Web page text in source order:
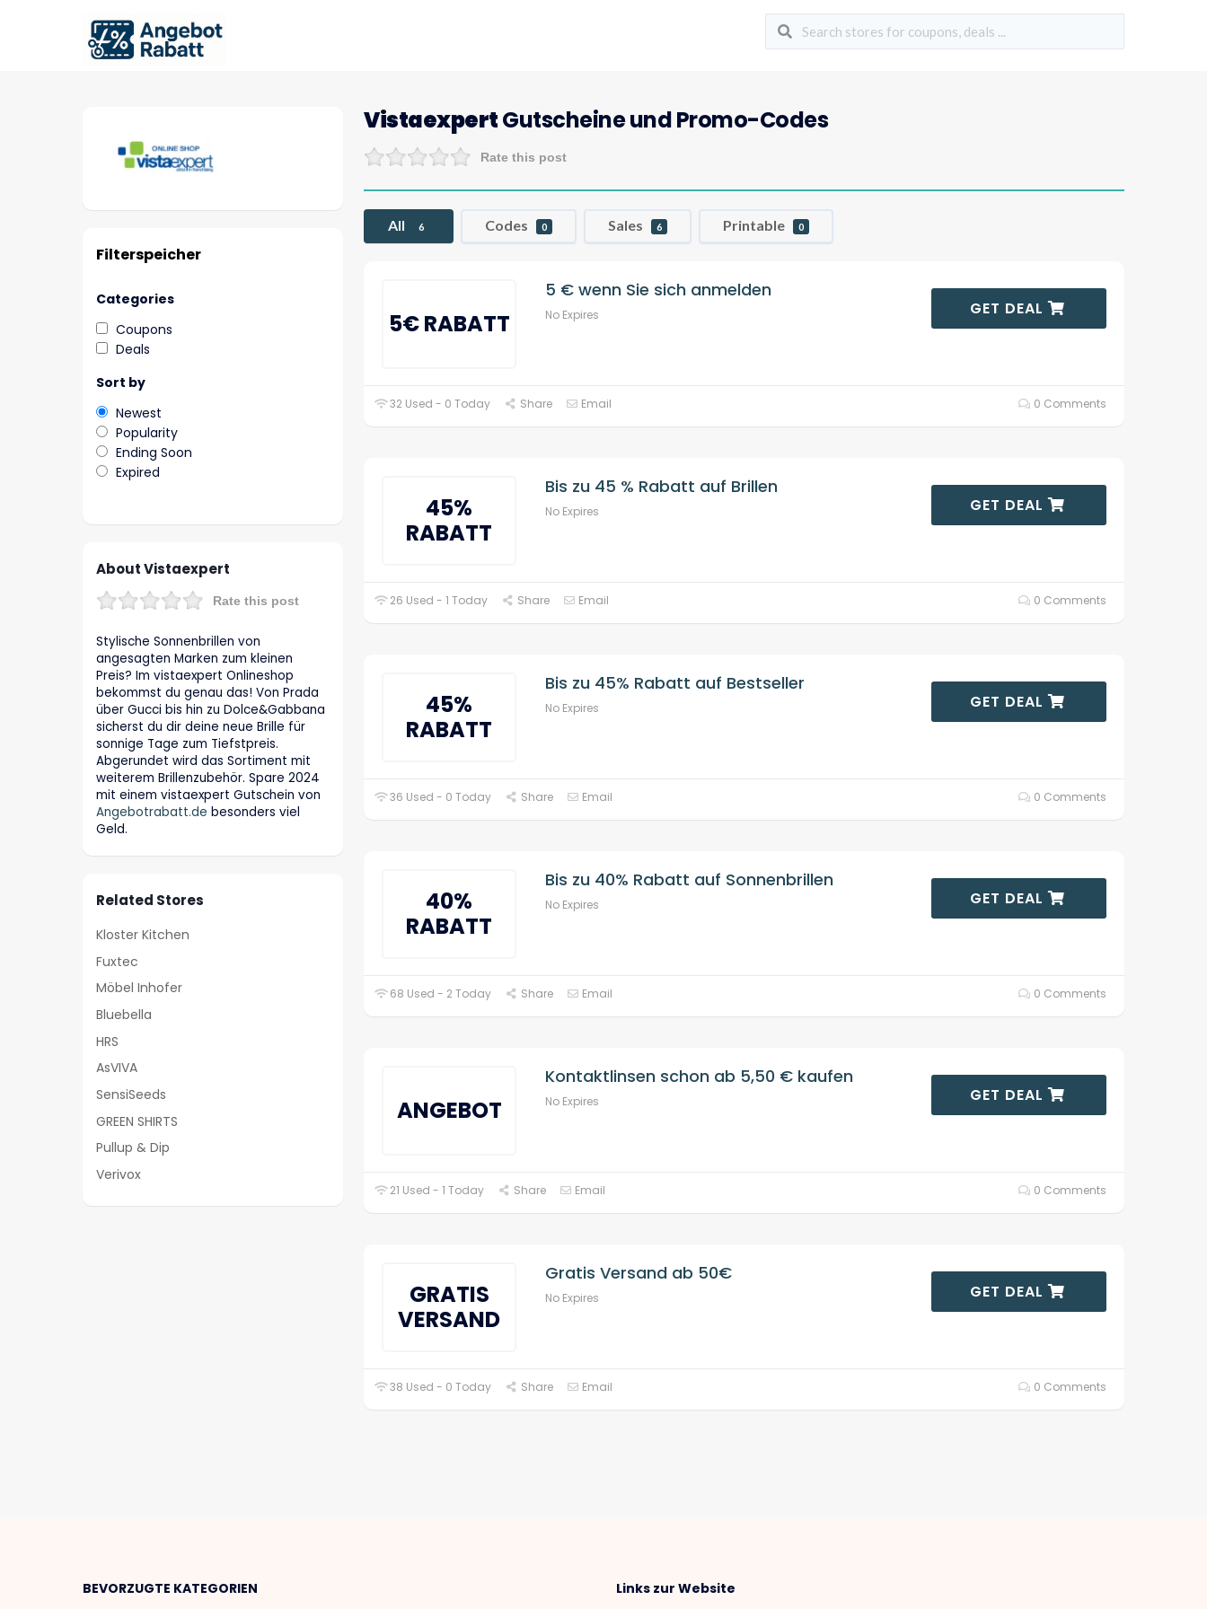
VistaexpertGutscheine und Promo-Codes
Rate this post
All 6 Codes 0 Sales 6 Printable 0
5€ RABATT
5 € wenn Sie sich anmelden
No Expires GET DEAL
32 Used - 0 Today Share Email 0 Comments
45%
RABATT
Bis zu 45 % Rabatt auf Brillen
No Expires GET DEAL
26 Used - 1 Today Share Email 0 Comments
45%
RABATT
Bis zu 45% Rabatt auf Bestseller
No Expires GET DEAL
36 Used - 0 Today Share Email 0 Comments
40%
RABATT
Bis zu 40% Rabatt auf Sonnenbrillen
No Expires GET DEAL
68 Used - 2 Today Share Email 0 Comments
ANGEBOT
Kontaktlinsen schon ab 5,50 € kaufen
No Expires GET DEAL
21 Used - 1 Today Share Email 0 Comments
GRATIS
VERSAND
Gratis Versand ab 50€
No Expires GET DEAL
38 Used - 0 Today Share Email 0 Comments
Filterspeicher
Categories
Coupons
Deals
Sort by
Newest
Popularity
Ending Soon
Expired
About Vistaexpert
Rate this post
Stylische Sonnenbrillen von
angesagten Marken zum kleinen
Preis? Im vistaexpert Onlineshop
bekommst du genau das! Von Prada
über Gucci bis hin zu Dolce&Gabbana
sicherst du dir deine neue Brille für
sonnige Tage zum Tiefstpreis.
Abgerundet wird das Sortiment mit
weiterem Brillenzubehör. Spare 2024
mit einem vistaexpert Gutschein von
Angebotrabatt.de besonders viel
Geld.
Related Stores
Kloster Kitchen
Fuxtec
Möbel Inhofer
Bluebella
HRS
AsVIVA
SensiSeeds
GREEN SHIRTS
Pullup & Dip
Verivox
BEVORZUGTE KATEGORIEN Links zur Website